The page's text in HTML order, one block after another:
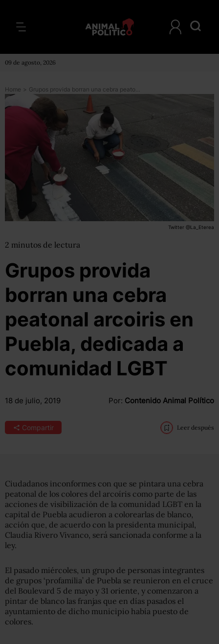
09 de agosto, 2026
Home > Grupos provida borran una cebra peatonal arcoiris en Puebla, dedicada a comunidad LGBT
Twitter @La_Eterea
2 minutos de lectura
Grupos provida
borran una cebra
peatonal arcoiris en
Puebla, dedicada a
comunidad LGBT
18 de julio, 2019 Por: Contenido Animal Político
Compartir Leer después
Ciudadanos inconformes con que se pintara una cebra
peatonal de los colores del arcoíris como parte de las
acciones de visibilización de la comunidad LGBT en la
capital de Puebla acudieron a colorearlas de blanco,
acción que, de acuerdo con la presidenta municipal,
Claudia Rivero Vivanco, será sancionada conforme a la
ley.
El pasado miércoles, un grupo de personas integrantes
de grupos ‘profamilia’ de Puebla se reunieron en el cruce
del Boulevard 5 de mayo y 31 oriente, y comenzaron a
pintar de blanco las franjas que en días pasados el
ayuntamiento de dicho municipio había puesto de
colores.